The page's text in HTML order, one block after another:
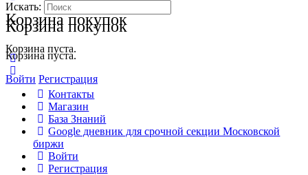
Корзина покупок
Корзина пуста.
Войти Регистрация
Корзина покупок
Корзина пуста.
Искать:
Контакты
Магазин
База Знаний
Google дневник для срочной секции Московской
биржи
Войти
Регистрация